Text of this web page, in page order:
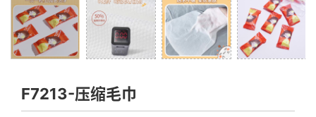
F7213-压缩毛巾